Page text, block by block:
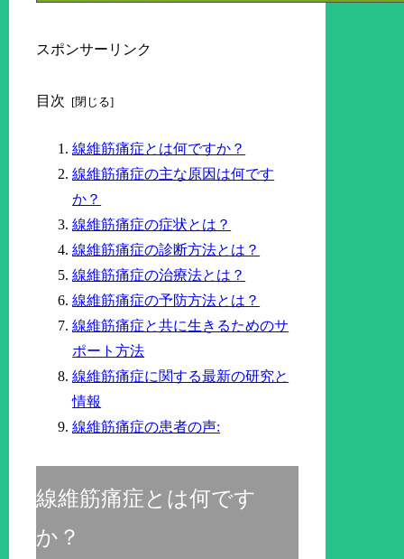
スポンサーリンク
目次
線維筋痛症とは何ですか？
線維筋痛症の主な原因は何です
か？
線維筋痛症の症状とは？
線維筋痛症の診断方法とは？
線維筋痛症の治療法とは？
線維筋痛症の予防方法とは？
線維筋痛症と共に生きるためのサ
ポート方法
線維筋痛症に関する最新の研究と
情報
線維筋痛症の患者の声:
線維筋痛症とは何です
か？